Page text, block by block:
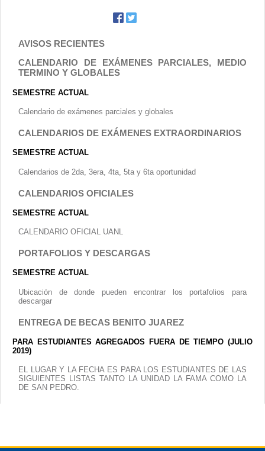
AVISOS RECIENTES
CALENDARIO DE EXÁMENES PARCIALES, MEDIO
TERMINO Y GLOBALES
SEMESTRE ACTUAL
Calendario de exámenes parciales y globales
CALENDARIOS DE EXÁMENES EXTRAORDINARIOS
SEMESTRE ACTUAL
Calendarios de 2da, 3era, 4ta, 5ta y 6ta oportunidad
CALENDARIOS OFICIALES
SEMESTRE ACTUAL
CALENDARIO OFICIAL UANL
PORTAFOLIOS Y DESCARGAS
SEMESTRE ACTUAL
Ubicación de donde pueden encontrar los portafolios para
descargar
ENTREGA DE BECAS BENITO JUAREZ
PARA ESTUDIANTES AGREGADOS FUERA DE TIEMPO (JULIO
2019)
EL LUGAR Y LA FECHA ES PARA LOS ESTUDIANTES DE LAS
SIGUIENTES LISTAS TANTO LA UNIDAD LA FAMA COMO LA
DE SAN PEDRO.